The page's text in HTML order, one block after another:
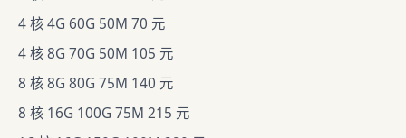
4 核 4G 60G 50M 70 元
4 核 8G 70G 50M 105 元
8 核 8G 80G 75M 140 元
8 核 16G 100G 75M 215 元